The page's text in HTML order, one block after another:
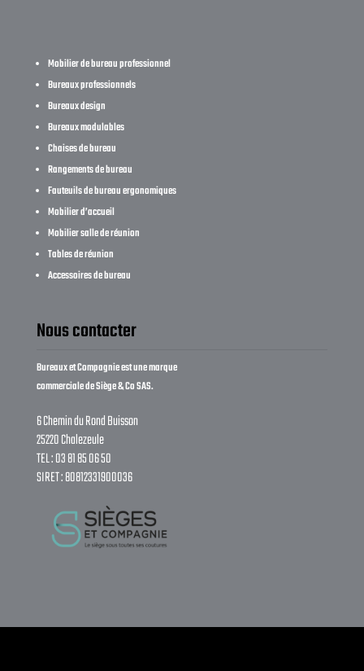
Mobilier de bureau professionnel
Bureaux professionnels
Bureaux design
Bureaux modulables
Chaises de bureau
Rangements de bureau
Fauteuils de bureau ergonomiques
Mobilier d’accueil
Mobilier salle de réunion
Tables de réunion
Accessoires de bureau
Nous contacter
Bureaux et Compagnie est une marque
commerciale de Siège & Co SAS.
6 Chemin du Rond Buisson
25220 Chalezeule
TEL : 03 81 85 06 50
SIRET : 80812331900036